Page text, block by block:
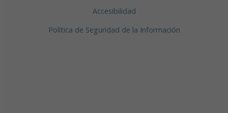
Accesibilidad
Política de Seguridad de la Información